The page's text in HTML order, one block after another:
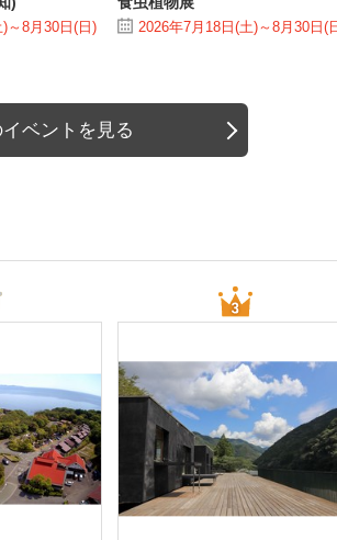
～8月30日(日)
2026年7月18日(土)～8月30日(
ベントを見る